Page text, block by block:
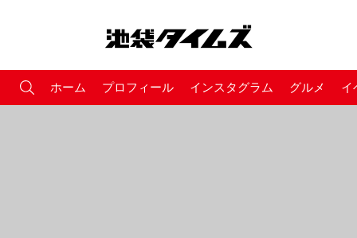
ホーム プロフィール インスタグラム グルメ イ